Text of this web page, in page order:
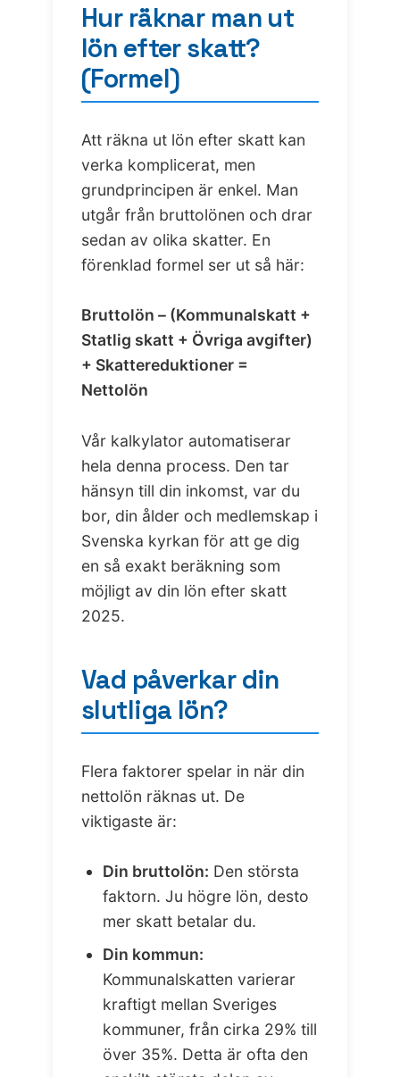
Hur räknar man ut
lön efter skatt?
(Formel)
Att räkna ut lön efter skatt kan
verka komplicerat, men
grundprincipen är enkel. Man
utgår från bruttolönen och drar
sedan av olika skatter. En
förenklad formel ser ut så här:
Bruttolön – (Kommunalskatt +
Statlig skatt + Övriga avgifter)
+ Skattereduktioner =
Nettolön
Vår kalkylator automatiserar
hela denna process. Den tar
hänsyn till din inkomst, var du
bor, din ålder och medlemskap i
Svenska kyrkan för att ge dig
en så exakt beräkning som
möjligt av din lön efter skatt
2025.
Vad påverkar din
slutliga lön?
Flera faktorer spelar in när din
nettolön räknas ut. De
viktigaste är:
Din bruttolön: Den största
faktorn. Ju högre lön, desto
mer skatt betalar du.
Din kommun:
Kommunalskatten varierar
kraftigt mellan Sveriges
kommuner, från cirka 29% till
över 35%. Detta är ofta den